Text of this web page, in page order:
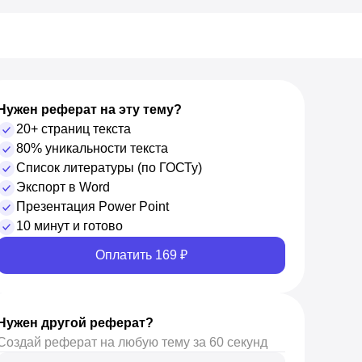
Нужен реферат на эту тему?
20+ страниц текста
80% уникальности текста
Список литературы (по ГОСТу)
Экспорт в Word
Презентация Power Point
10 минут и готово
Оплатить 169 ₽
Нужен другой реферат?
реферат на любую тему за 60 секунд